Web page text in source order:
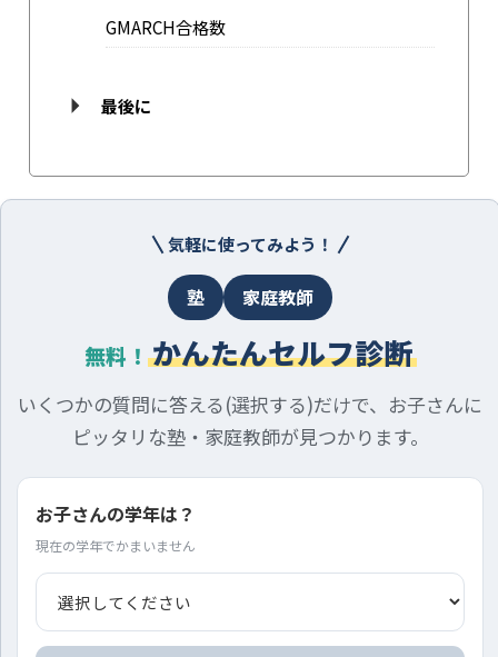
GMARCH合格数
最後に
気軽に使ってみよう！
塾 家庭教師
無料！ かんたんセルフ診断
いくつかの質問に答える(選択する)だけで、お子さんに
ピッタリな塾・家庭教師が見つかります。
お子さんの学年は？
現在の学年でかまいません